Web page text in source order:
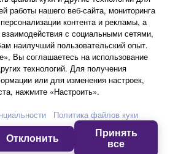
работы нашего веб-сайта, мониторинга
контента и рекламы, а
с социальными сетями,
наилучший пользовательский опыт.
Вы соглашаетесь на использование
технологий. Для получения
или для изменения настроек,
нажмите «Настроить».
Политика файлов куки
Отклонить
Принять
все
с намиУсловия использования
конфиденциальности
в отношении файлов куки